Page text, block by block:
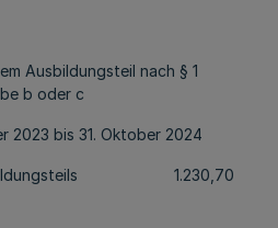
Ausbildungsteil nach § 1
b oder c
2023 bis 31. Oktober 2024
1.230,70